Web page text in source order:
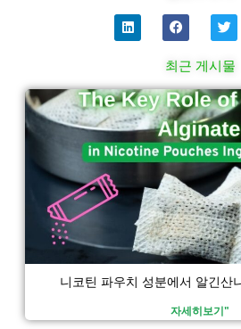
링
크
드
F
a
c
e
b
o
o
k
트
위
터
최근 게시물
니코틴 파우치 성분에서 알긴산
자세히보기"
페
이
지
페
이
지
페
이
지
지